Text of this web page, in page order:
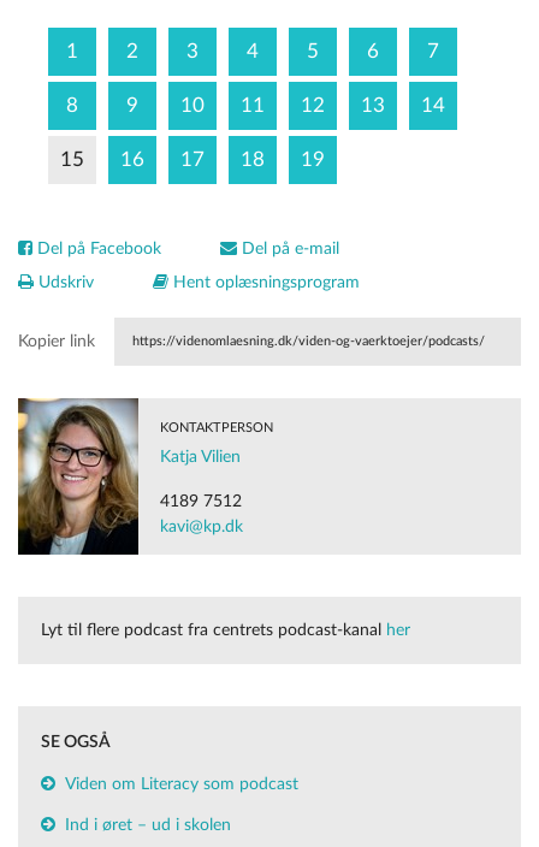
1 2 3 4 5 6 7
8 9 10 11 12 13 14
15 16 17 18 19
Del på Facebook
Del på e-mail
Udskriv
Hent oplæsningsprogram
Kopier link https://videnomlaesning.dk/viden-og-vaerktoejer/podcasts/
KONTAKTPERSON
Katja Vilien
4189 7512
kavi@kp.dk
Lyt til flere podcast fra centrets podcast-kanal her
SE OGSÅ
Viden om Literacy som podcast
Ind i øret – ud i skolen